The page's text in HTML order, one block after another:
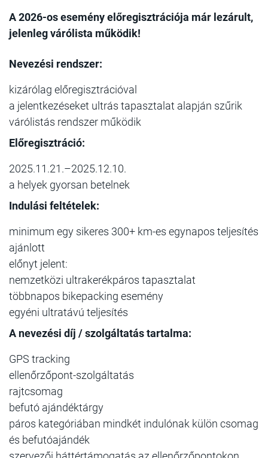
A 2026-os esemény előregisztrációja már lezárult,
jelenleg várólista működik!
Nevezési rendszer:
kizárólag előregisztrációval
a jelentkezéseket ultrás tapasztalat alapján szűrik
várólistás rendszer működik
Előregisztráció:
2025.11.21.–2025.12.10.
a helyek gyorsan betelnek
Indulási feltételek:
minimum egy sikeres 300+ km-es egynapos teljesítés
ajánlott
előnyt jelent:
nemzetközi ultrakerékpáros tapasztalat
többnapos bikepacking esemény
egyéni ultratávú teljesítés
A nevezési díj / szolgáltatás tartalma:
GPS tracking
ellenőrzőpont-szolgáltatás
rajtcsomag
befutó ajándéktárgy
páros kategóriában mindkét indulónak külön csomag
és befutóajándék